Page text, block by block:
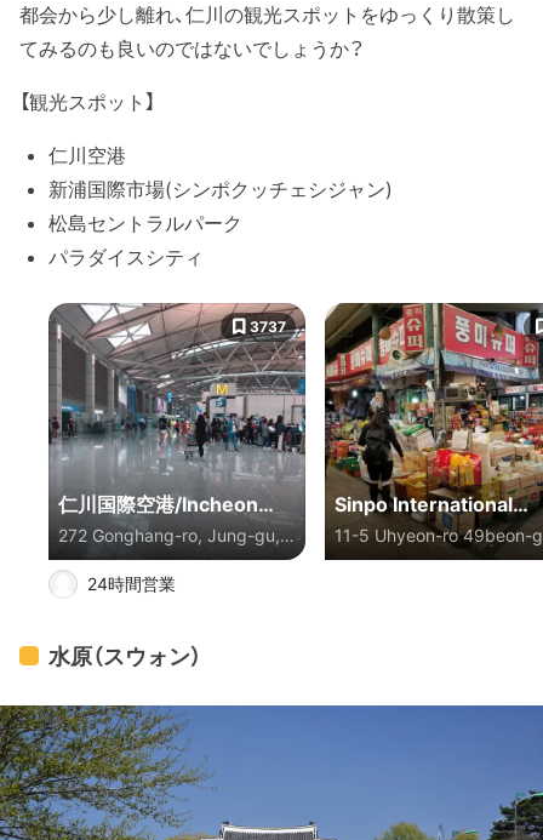
都会から少し離れ、仁川の観光スポットをゆっくり散策し
てみるのも良いのではないでしょうか？
【観光スポット】
仁川空港
新浦国際市場(シンポクッチェシジャン)
松島セントラルパーク
パラダイスシティ
仁川国際空港/Incheon
International Airport/인
천국제공항
272 Gonghang-ro, Jung-gu,
Incheon, 大韓民国
3737
24時間営業
Sinpo International
Market
11-5 Uhyeon-ro 49beon-
Sinpo-dong, Jung-gu,
水原（スウォン）